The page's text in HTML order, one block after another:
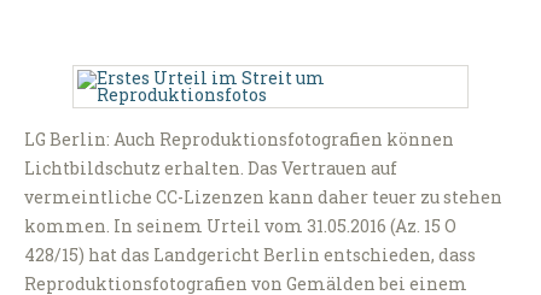
LG Berlin: Auch Reproduktionsfotografien können
Lichtbildschutz erhalten. Das Vertrauen auf
vermeintliche CC-Lizenzen kann daher teuer zu stehen
kommen. In seinem Urteil vom 31.05.2016 (Az. 15 O
428/15) hat das Landgericht Berlin entschieden, dass
Reproduktionsfotografien von Gemälden bei einem